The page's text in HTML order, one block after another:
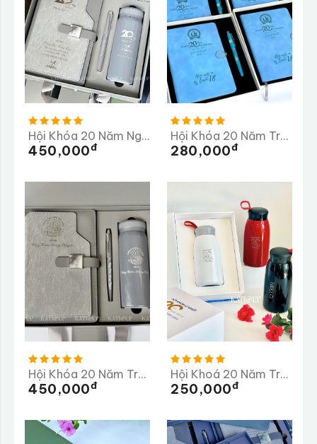
Hội Khóa 20 Năm Ngày Trở Về Trường THCS Vân Côn
450,000Đ
Hội Khóa 20 Năm Trường THPT Chuyên Lê Khiết
280,000Đ
Hội Khóa 20 Năm Trường THPT Huỳnh Thúc Kháng
450,000Đ
Hội Khoá 20 Năm Trường THPT Lê Khiết
250,000Đ